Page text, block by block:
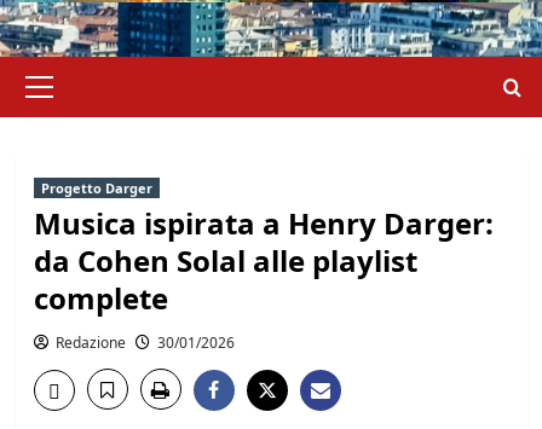
principale
Progetto Darger
Musica ispirata a Henry Darger:
da Cohen Solal alle playlist
complete
Redazione 30/01/2026